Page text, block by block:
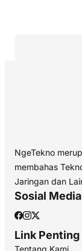
NgeTekno
membahas
Jaringan dan
Sosial Media
Link Penting
Tentang Kami